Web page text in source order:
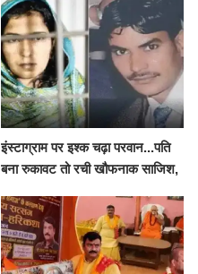
इंस्टाग्राम पर इश्क चढ़ा परवान...पति
बना रुकावट तो रची खौफनाक साजिश,
के घाट